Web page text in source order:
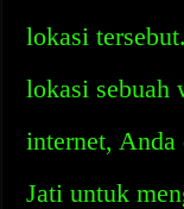
lokasi
lokasi sebuah
internet, Anda
Jati untuk